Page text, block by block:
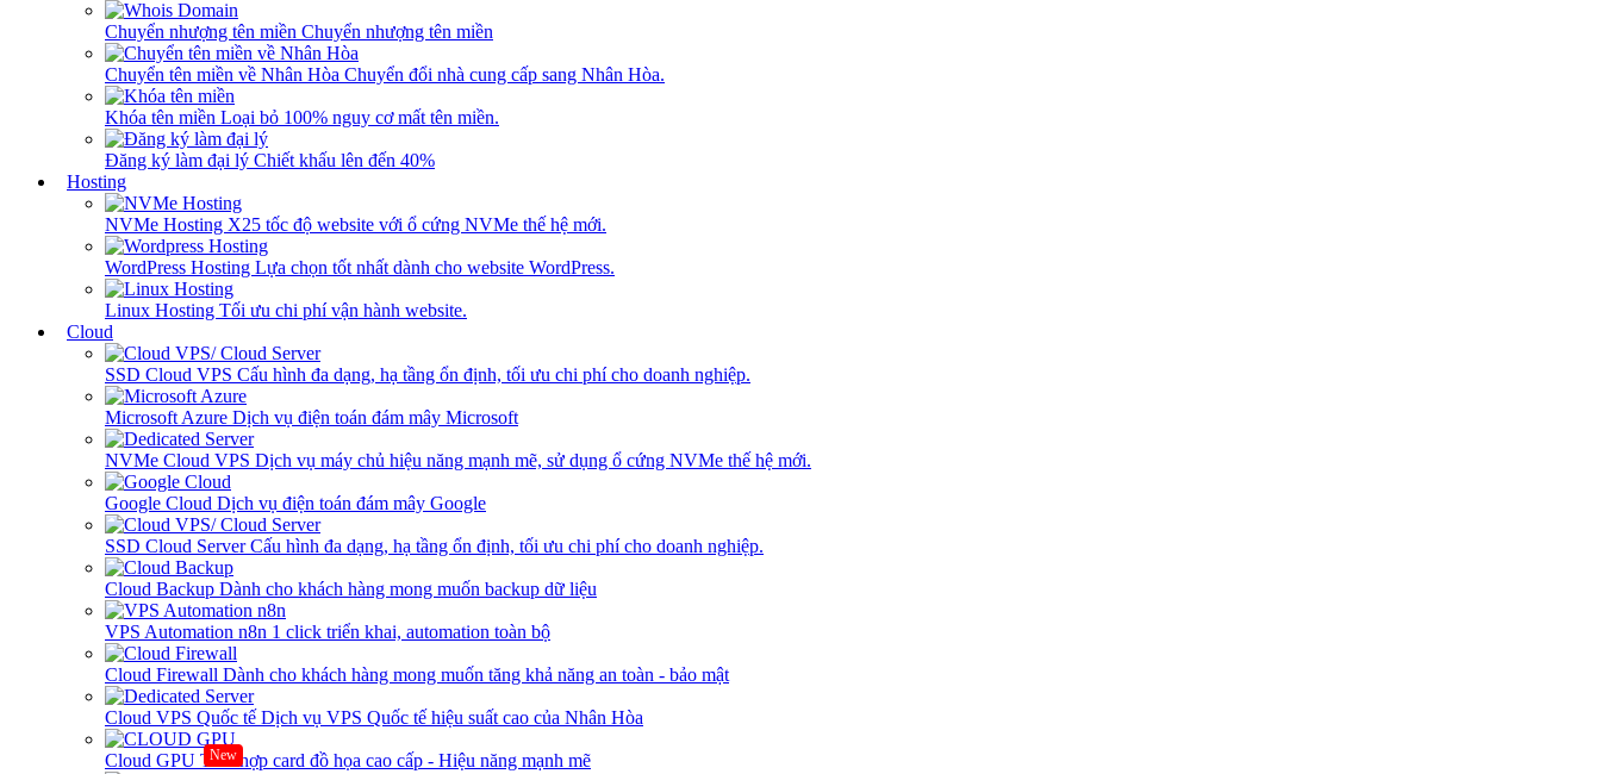
Chuyển nhượng tên miền Chuyển nhượng tên miền
Chuyển tên miền về Nhân Hòa Chuyển đổi nhà cung cấp sang Nhân Hòa.
Khóa tên miền Loại bỏ 100% nguy cơ mất tên miền.
Đăng ký làm đại lý Chiết khấu lên đến 40%
Hosting
NVMe Hosting X25 tốc độ website với ổ cứng NVMe thế hệ mới.
WordPress Hosting Lựa chọn tốt nhất dành cho website WordPress.
Linux Hosting Tối ưu chi phí vận hành website.
Cloud
SSD Cloud VPS Cấu hình đa dạng, hạ tầng ổn định, tối ưu chi phí cho doanh nghiệp.
Microsoft Azure Dịch vụ điện toán đám mây Microsoft
NVMe Cloud VPS Dịch vụ máy chủ hiệu năng mạnh mẽ, sử dụng ổ cứng NVMe thế hệ mới.
Google Cloud Dịch vụ điện toán đám mây Google
SSD Cloud ServerCấu hình đa dạng, hạ tầng ổn định, tối ưu chi phí cho doanh nghiệp.
Cloud Backup Dành cho khách hàng mong muốn backup dữ liệu
VPS Automation n8n 1 click triển khai, automation toàn bộ
Cloud Firewall Dành cho khách hàng mong muốn tăng khả năng an toàn - bảo mật
Cloud VPS Quốc tế Dịch vụ VPS Quốc tế hiệu suất cao của Nhân Hòa
Cloud GPU New
Tích hợp card đồ họa cao cấp - Hiệu năng mạnh mẽ